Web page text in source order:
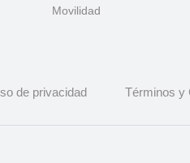
Movilidad
de privacidad Términos y